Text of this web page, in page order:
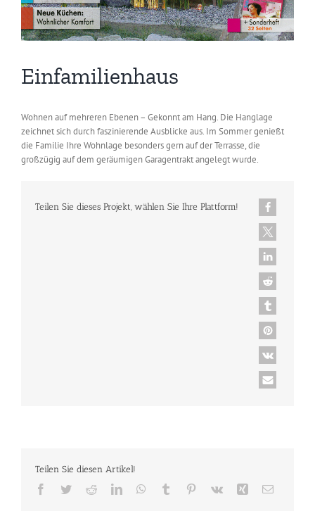
Einfamilienhaus
Wohnen auf mehreren Ebenen – Gekonnt am Hang. Die Hanglage
zeichnet sich durch faszinierende Ausblicke aus. Im Sommer genießt
die Familie Ihre Wohnlage besonders gern auf der Terrasse, die
großzügig auf dem geräumigen Garagentrakt angelegt wurde.
Teilen Sie dieses Projekt, wählen Sie Ihre Plattform!
Teilen Sie diesen Artikel!
Facebook
TwitterRedditLinkedInWhatsApp
Tumblr Pinterest
Vk Xing E-